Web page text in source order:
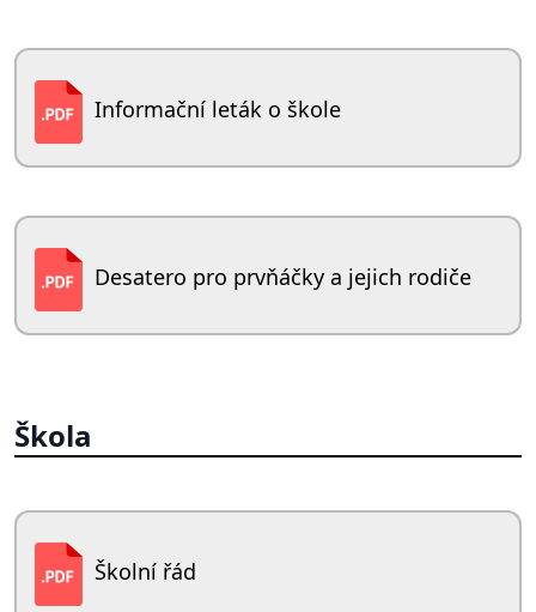
Informační leták o škole
Desatero pro prvňáčky a jejich rodiče
Škola
Školní řád